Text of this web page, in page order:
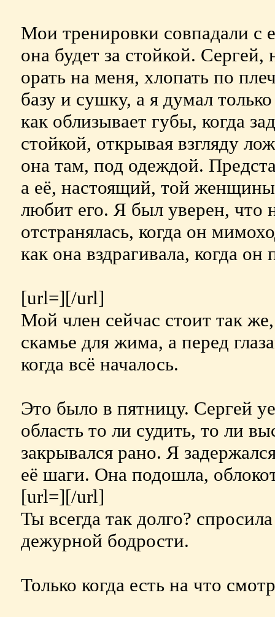
Мои тренировки совпадали с
она будет за стойкой.
орать на меня, хлопать по
базу и сушку, а я думал
как облизывает губы, когда
стойкой, открывая взгляду
она там, под одеждой.
а её, настоящий, той
любит его. Я был уверен, что
отстранялась, когда он
как она вздрагивала, когда
[url=][/url]
Мой член сейчас стоит так
скамье для жима, а перед
когда всё началось.
Это было в пятницу. Сергей
область то ли судить, то ли
закрывался рано. Я
её шаги. Она подошла,
[url=][/url]
Ты всегда так долго?
дежурной бодрости.
Только когда есть на что